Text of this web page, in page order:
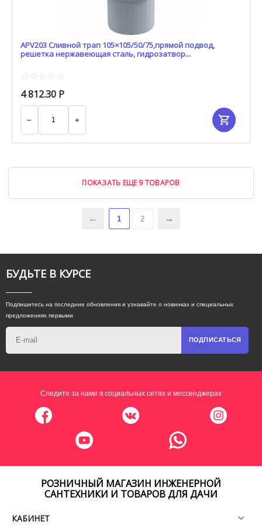
APV203 Сливной трап 105×105/50/75,прямой подвод,
решетка нержавеющая сталь, гидрозатвор...
4 812.30 Р
+
−
ПОКАЗАТЬ ЕЩЕ 9 ТОВАРОВ
1 2
БУДЬТЕ В КУРСЕ
Подпишитесь на последние обновления и узнавайте о новинках и специальных
предложениях первыми
ПОДПИСАТЬСЯ
Следите за нами в социальных сетях и мессенджерах
РОЗНИЧНЫЙ МАГАЗИН ИНЖЕНЕРНОЙ
САНТЕХНИКИ И ТОВАРОВ ДЛЯ ДАЧИ
КАБИНЕТ